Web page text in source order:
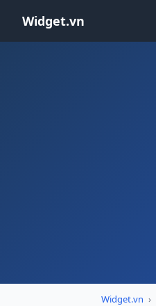
Widget.vn
Widget.vn ›